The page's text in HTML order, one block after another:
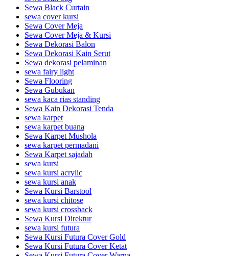
Sewa Black Curtain
sewa cover kursi
Sewa Cover Meja
Sewa Cover Meja & Kursi
Sewa Dekorasi Balon
Sewa Dekorasi Kain Serut
Sewa dekorasi pelaminan
sewa fairy light
Sewa Flooring
Sewa Gubukan
sewa kaca rias standing
Sewa Kain Dekorasi Tenda
sewa karpet
sewa karpet buana
Sewa Karpet Mushola
sewa karpet permadani
Sewa Karpet sajadah
sewa kursi
sewa kursi acrylic
sewa kursi anak
Sewa Kursi Barstool
sewa kursi chitose
sewa kursi crossback
Sewa Kursi Direktur
sewa kursi futura
Sewa Kursi Futura Cover Gold
Sewa Kursi Futura Cover Ketat